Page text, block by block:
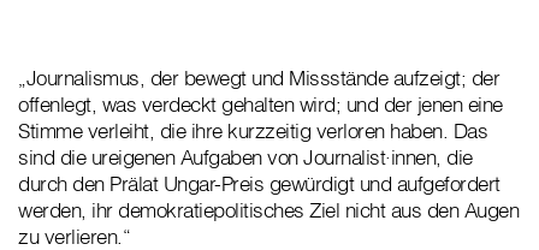
„Journalismus, der bewegt und Missstände aufzeigt; der
offenlegt, was verdeckt gehalten wird; und der jenen eine
Stimme verleiht, die ihre kurzzeitig verloren haben. Das
sind die ureigenen Aufgaben von Journalist·innen, die
durch den Prälat Ungar-Preis gewürdigt und aufgefordert
werden, ihr demokratiepolitisches Ziel nicht aus den Augen
zu verlieren.“